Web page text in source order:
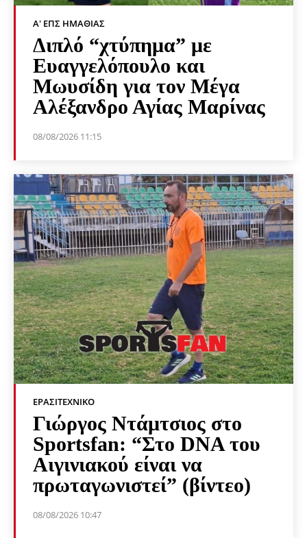
Α' ΕΠΣ ΗΜΑΘΊΑΣ
Διπλό “χτύπημα” με
Ευαγγελόπουλο και
Μωυσίδη για τον Μέγα
Αλέξανδρο Αγίας Μαρίνας
08/08/2026 11:15
ΕΡΑΣΙΤΕΧΝΙΚΟ
Γιώργος Ντάμτσιος στο
Sportsfan: “Στο DNA του
Αιγινιακού είναι να
πρωταγωνιστεί” (βίντεο)
08/08/2026 10:47